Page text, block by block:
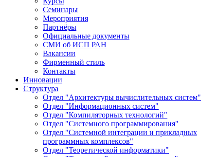
Семинары
Мероприятия
Партнёры
Официальные документы
СМИ об ИСП РАН
Вакансии
Фирменный стиль
Контакты
Инновации
Структура
Отдел "Архитектуры вычислительных систем"
Отдел "Информационных систем"
Отдел "Компиляторных технологий"
Отдел "Системного программирования"
Отдел "Системной интеграции и прикладных
программных комплексов"
Отдел "Теоретической информатики"